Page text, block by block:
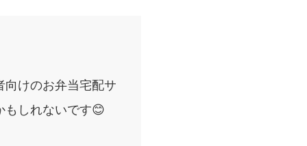
向けのお弁当宅配サ
もしれないです😊